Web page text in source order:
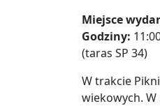
Miejsce
Godziny:
(taras SP 34)
W trakcie
wiekowych.